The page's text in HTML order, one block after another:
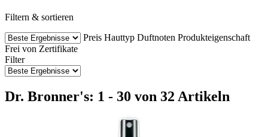
Filtern & sortieren
Preis Hauttyp Duftnoten Produkteigenschaft
Frei von Zertifikate
Filter
Dr. Bronner's: 1 - 30 von 32 Artikeln